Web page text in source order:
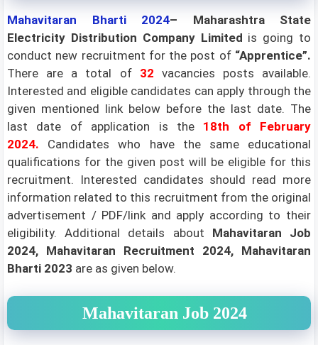
Mahavitaran Bharti 2024– Maharashtra State
Electricity Distribution Company Limited is going to
conduct new recruitment for the post of “Apprentice”.
There are a total of 32 vacancies posts available.
Interested and eligible candidates can apply through the
given mentioned link below before the last date. The
last date of application is the 18th of February
2024. Candidates who have the same educational
qualifications for the given post will be eligible for this
recruitment. Interested candidates should read more
information related to this recruitment from the original
advertisement / PDF/link and apply according to their
eligibility.Additional details about Mahavitaran Job
2024, Mahavitaran Recruitment 2024, Mahavitaran
Bharti 2023 are as given below.
Mahavitaran Job 2024